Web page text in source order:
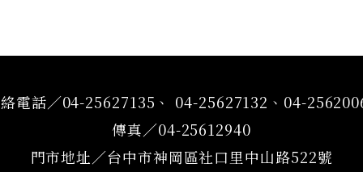
電話／04-25627135、 04-25627132、04-
傳真／04-25612940
門市地址／台中市神岡區社口里中山路522號